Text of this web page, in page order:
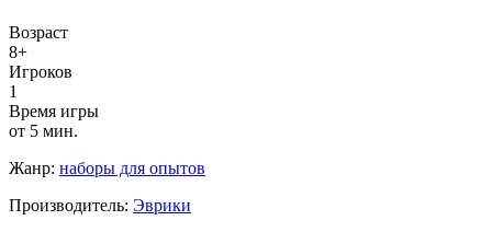
Возраст
8+
Игроков
1
Время игры
от 5 мин.
Жанр: наборы для опытов
Производитель: Эврики